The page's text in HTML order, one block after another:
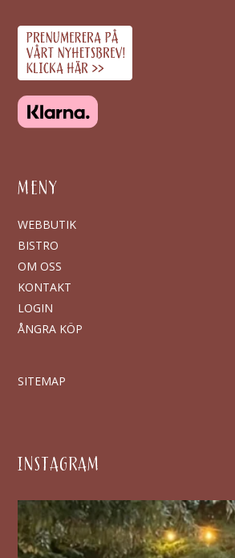
MENY
WEBBUTIK
BISTRO
OM OSS
KONTAKT
LOGIN
ÅNGRA KÖP
SITEMAP
INSTAGRAM